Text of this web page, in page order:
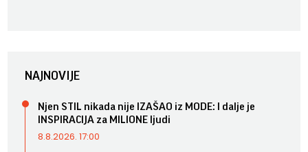
NAJNOVIJE
Njen STIL nikada nije IZAŠAO iz MODE: I dalje je
INSPIRACIJA za MILIONE ljudi
8.8.2026. 17:00